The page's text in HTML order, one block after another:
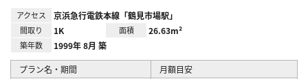
アクセス 京浜急行電鉄本線「鶴見市場駅」
間取り 1K 面積 26.63m²
築年数 1999年 8月 築
プラン名・期間 月額目安